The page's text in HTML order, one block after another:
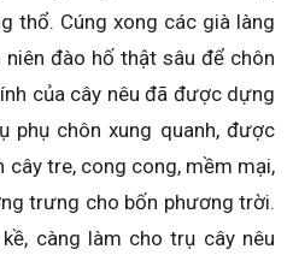
thổ. Cúng xong các già làng
đào hố thật sâu để chôn
của cây nêu đã được dựng
phụ chôn xung quanh, được
cây tre, cong cong, mềm mại,
trưng cho bốn phương trời.
càng làm cho trụ cây nêu